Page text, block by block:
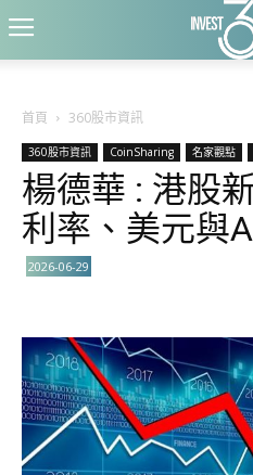
首頁 360股市資訊
360股市資訊 CoinSharing 名家觀點
楊德華 : 港股
利率、美元與
2026-06-29